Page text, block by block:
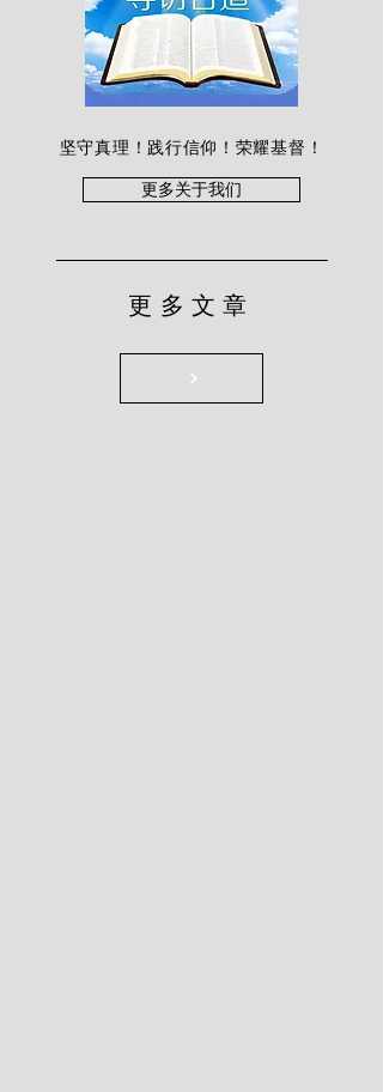
坚守真理！践行信仰！荣耀基督！
更多关于我们
更多文章